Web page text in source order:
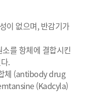
이 없으며, 반감기가
를 항체에 결합시킨
.
체 (antibody drug
(Kadcyla)